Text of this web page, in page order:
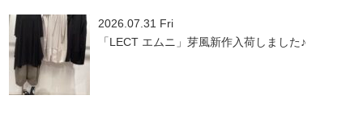
2026.07.31 Fri
「LECT エムニ」芽風新作入荷しました♪